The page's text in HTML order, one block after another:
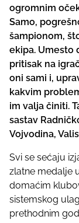
ogromnim
Samo,
šampionom,
ekipa. Umesto
pritisak na
oni sami i,
kakvim
im valja činiti.
sastav
Vojvodina,
Svi se sećaju
zlatne medalje
domaćim
sistemskog
prethodnim